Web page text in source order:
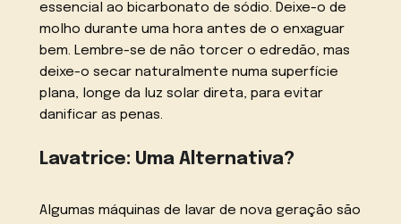
essencial ao bicarbonato de sódio. Deixe-o de
molho durante uma hora antes de o enxaguar
bem. Lembre-se de não torcer o edredão, mas
deixe-o secar naturalmente numa superfície
plana, longe da luz solar direta, para evitar
danificar as penas.
Lavatrice: Uma Alternativa?
Algumas máquinas de lavar de nova geração são